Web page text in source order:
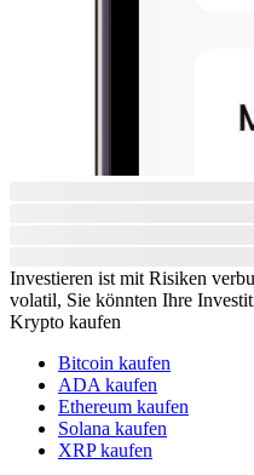
Investieren ist mit Risiken
volatil, Sie könnten Ihre
Krypto kaufen
Bitcoin kaufen
ADA kaufen
Ethereum kaufen
Solana kaufen
XRP kaufen